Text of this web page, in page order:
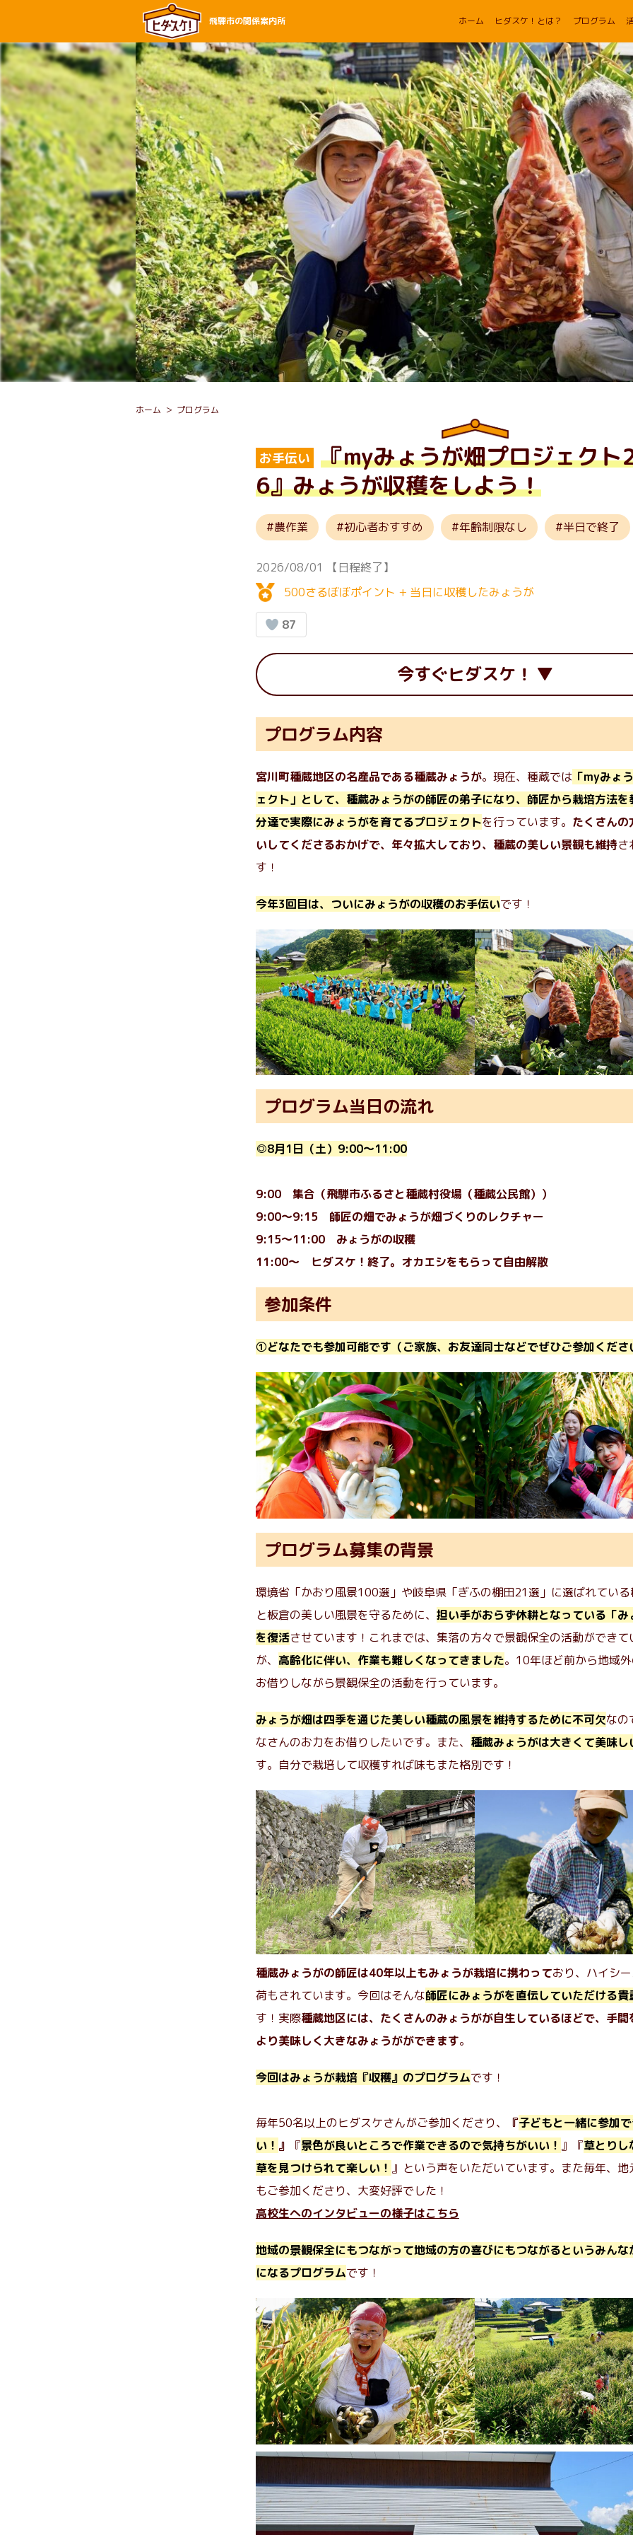
飛騨市の関係案内所 ホーム ヒダスケ！とは？ プログラム
ホーム プログラム
お手伝い
『myみょうが畑プロジェクト
6』みょうが収穫をしよう！
農作業 初心者おすすめ 年齢制限なし 半日で終了
2026/08/01
【日程終了】
500さるぼぼポイント + 当日に収穫したみょうが
87
今すぐヒダスケ！
プログラム内容
宮川町種蔵地区の名産品である種蔵みょうが。現在、種蔵では 「myみょ
ェクト」として、種蔵みょうがの師匠の弟子になり、師匠から栽培方法を
分達で実際にみょうがを育てるプロジェクトを行っています。 たくさんの
いしてくださるおかげで、年々拡大しており、種蔵の美しい景観も維持さ
す！
今年3回目は、ついにみょうがの収穫のお手伝いです！
プログラム当日の流れ
◎8月1日（土）9:00〜11:00
9:00 集合（飛騨市ふるさと種蔵村役場（種蔵公民館））
9:00～9:15 師匠の畑でみょうが畑づくりのレクチャー
9:15～11:00 みょうがの収穫
11:00〜 ヒダスケ！終了。オカエシをもらって自由解散
参加条件
①どなたでも参加可能です（ご家族、お友達同士などでぜひご参加くださ
プログラム募集の背景
環境省「かおり風景100選」や岐阜県「ぎふの棚田21選」に選ばれてい
と板倉の美しい風景を守るために、 担い手がおらず休耕となっている「み
を復活させています！これまでは、集落の方々で景観保全の活動ができて
が、 高齢化に伴い、作業も難しくなってきました。10年ほど前から地域
お借りしながら景観保全の活動を行っています。
みょうが畑は四季を通じた美しい種蔵の風景を維持するために不可欠なの
なさんのお力をお借りしたいです。また、 種蔵みょうがは大きくて美味し
す。自分で栽培して収穫すれば味もまた格別です！
種蔵みょうがの師匠は40年以上もみょうが栽培に携わっており、ハイシ
荷もされています。今回はそんな師匠にみょうがを直伝していただける貴
す！実際種蔵地区には、たくさんのみょうがが自生しているほどで、手間
より美味しく大きなみょうがができます。
今回はみょうが栽培『収穫』のプログラムです！
毎年50名以上のヒダスケさんがご参加くださり、 『子どもと一緒に参加
い！ 』 『景色が良いところで作業できるので気持ちがいい！ 』『草とりし
草を見つけられて楽しい！ 』という声をいただいています。また毎年、地
もご参加くださり、大変好評でした！
高校生へのインタビューの様子はこちら
地域の景観保全にもつながって地域の方の喜びにもつながるというみんな
になるプログラムです！